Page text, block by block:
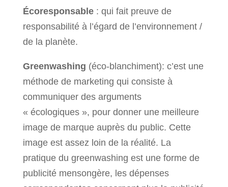
Écoresponsable: qui fait preuve de
responsabilité à l’égard de l’environnement /
de la planète.
Greenwashing (éco-blanchiment): c’est une
méthode de marketing qui consiste à
communiquer des arguments
« écologiques », pour donner une meilleure
image de marque auprès du public. Cette
image est assez loin de la réalité. La
pratique du greenwashing est une forme de
publicité mensongère, les dépenses